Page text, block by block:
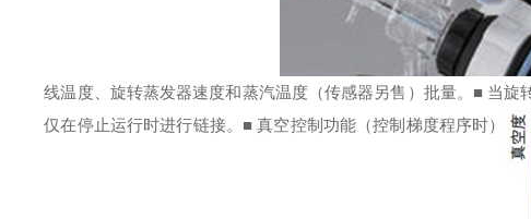
线温度、旋转蒸发器速度和蒸汽温度（传感器另售）批量。 ■ 当旋
仅在停止运行时进行链接。 ■ 真空控制功能（控制梯度程序时）